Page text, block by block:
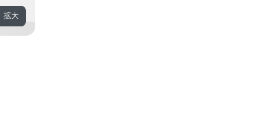
拡大